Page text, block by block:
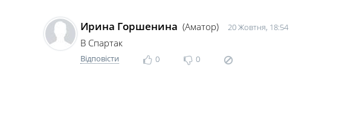
Ирина Горшенина (Аматор) 20 Жовтня, 18:54
В Спартак
Відповісти 0 0